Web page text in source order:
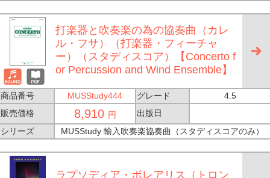
打楽器と吹奏楽の為の協奏曲（カレ
ル・フサ）（打楽器・フィーチャ
ー）（スタディスコア）【Concerto f
or Percussion and Wind Ensemble】
商品番号 MUSStudy444 グレード
4.5
販売価格
8,910 円
出版日
シリーズ
MUSStudy 輸入吹奏楽協奏曲（スタディスコアのみ）
ラプソディア・ボレアリス（トロン